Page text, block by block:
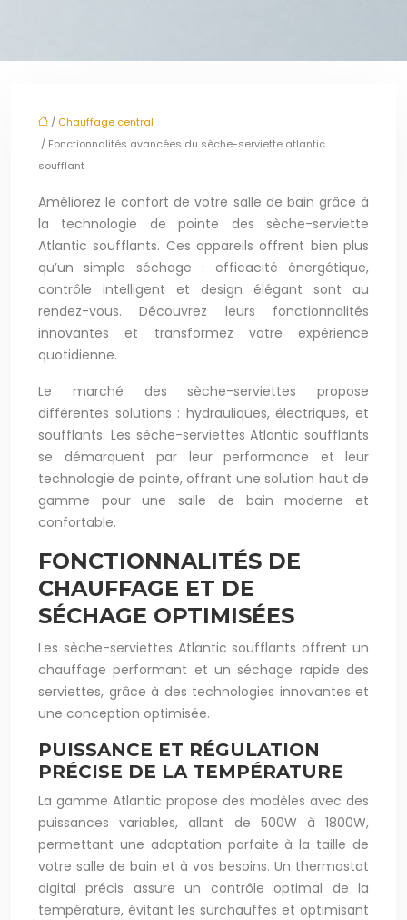
/ Chauffage central
/ Fonctionnalités avancées du sèche-serviette atlantic
soufflant
Améliorez le confort de votre salle de bain grâce à
la technologie de pointe des sèche-serviette
Atlantic soufflants. Ces appareils offrent bien plus
qu’un simple séchage : efficacité énergétique,
contrôle intelligent et design élégant sont au
rendez-vous. Découvrez leurs fonctionnalités
innovantes et transformez votre expérience
quotidienne.
Le marché des sèche-serviettes propose
différentes solutions : hydrauliques, électriques, et
soufflants. Les sèche-serviettes Atlantic soufflants
se démarquent par leur performance et leur
technologie de pointe, offrant une solution haut de
gamme pour une salle de bain moderne et
confortable.
FONCTIONNALITÉS DE
CHAUFFAGE ET DE
SÉCHAGE OPTIMISÉES
Les sèche-serviettes Atlantic soufflants offrent un
chauffage performant et un séchage rapide des
serviettes, grâce à des technologies innovantes et
une conception optimisée.
PUISSANCE ET RÉGULATION
PRÉCISE DE LA TEMPÉRATURE
La gamme Atlantic propose des modèles avec des
puissances variables, allant de 500W à 1800W,
permettant une adaptation parfaite à la taille de
votre salle de bain et à vos besoins. Un thermostat
digital précis assure un contrôle optimal de la
température, évitant les surchauffes et optimisant